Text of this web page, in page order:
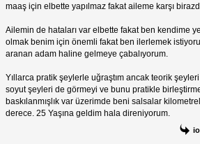
maaş için elbette yapılmaz fakat aileme karşı
Ailemin de hataları var elbette fakat ben kendime
olmak benim için önemli fakat ben ilerlemek
aranan adam haline gelmeye çabalıyorum.
Yıllarca pratik şeylerle uğraştım ancak teorik
soyut şeyleri de görmeyi ve bunu pratikle
baskılanmışlık var üzerimde beni salsalar
derece. 25 Yaşına geldim hala direniyorum.